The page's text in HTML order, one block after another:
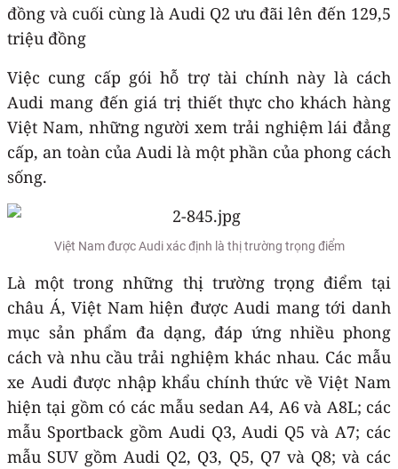
đồng và cuối cùng là Audi Q2 ưu đãi lên đến 129,5
triệu đồng
Việc cung cấp gói hỗ trợ tài chính này là cách
Audi mang đến giá trị thiết thực cho khách hàng
Việt Nam, những người xem trải nghiệm lái đẳng
cấp, an toàn của Audi là một phần của phong cách
sống.
Việt Nam được Audi xác định là thị trường trọng điểm
Là một trong những thị trường trọng điểm tại
châu Á, Việt Nam hiện được Audi mang tới danh
mục sản phẩm đa dạng, đáp ứng nhiều phong
cách và nhu cầu trải nghiệm khác nhau. Các mẫu
xe Audi được nhập khẩu chính thức về Việt Nam
hiện tại gồm có các mẫu sedan A4, A6 và A8L; các
mẫu Sportback gồm Audi Q3, Audi Q5 và A7; các
mẫu SUV gồm Audi Q2, Q3, Q5, Q7 và Q8; và các